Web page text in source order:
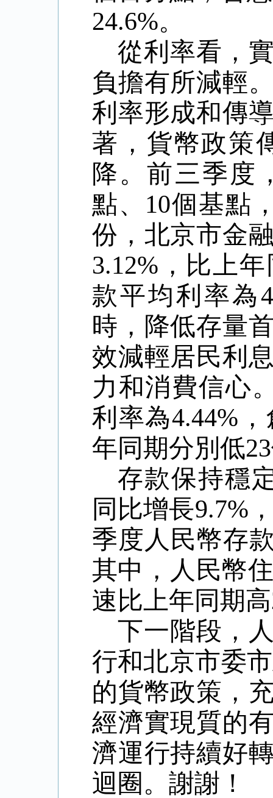
24.6%。
從利率看，
負擔有所減輕
利率形成和傳
著，貨幣政策
降。前三季度
點、 10個基點
份，北京市金
3.12% ，比上
款平均利率為
時，降低存量
效減輕居民利
力和消費信心
利率為4.44%
年同期分別低23
存款保持穩
同比增長9.7%
季度人民幣存
其中，人民幣
速比上年同期高
下一階段，
行和北京市委
的貨幣政策，
經濟實現質的
濟運行持續好
迴圈。謝謝！